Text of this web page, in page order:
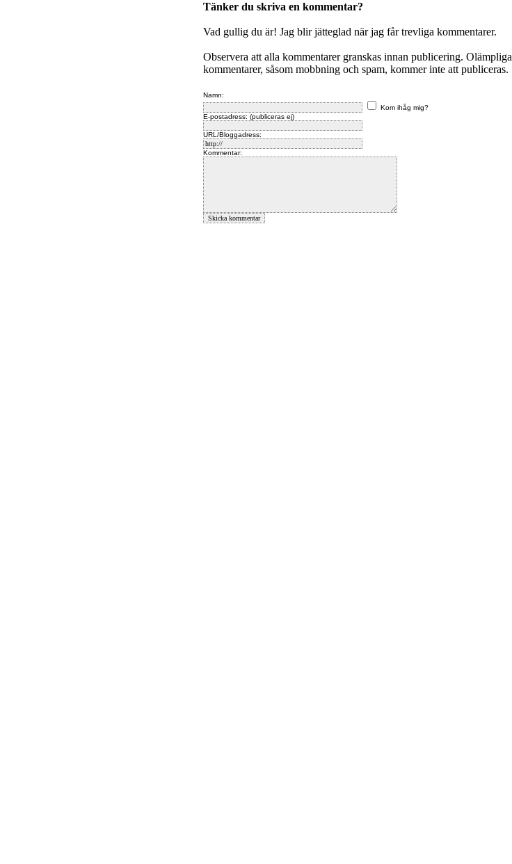
Tänker du skriva en kommentar?
Vad gullig du är! Jag blir jätteglad när jag får trevliga kommentarer.
Observera att alla kommentarer granskas innan publicering. Olämpliga
kommentarer, såsom mobbning och spam, kommer inte att publiceras.
Namn:
Kom ihåg mig?
E-postadress: (publiceras ej)
URL/Bloggadress:
Kommentar: